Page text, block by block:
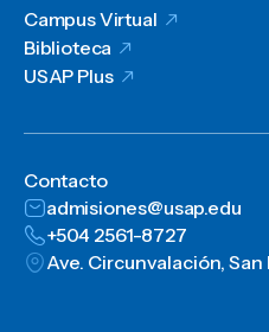
Campus Virtual
Biblioteca
USAP Plus
Contacto
admisiones@usap.edu
+504 2561-8727
Ave. Circunvalación,